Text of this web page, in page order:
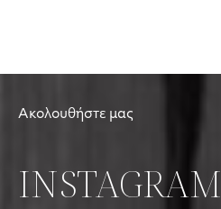
Ακολουθήστε μας
INSTAGRAM